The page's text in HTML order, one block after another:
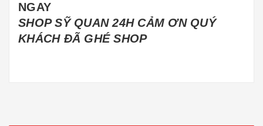
NGAY
SHOP SỸ QUAN 24H CẢM ƠN QUÝ
KHÁCH ĐÃ GHÉ SHOP